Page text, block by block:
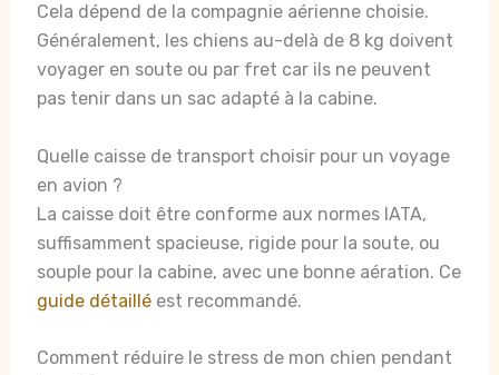
Cela dépend de la compagnie aérienne choisie.
Généralement, les chiens au-delà de 8 kg doivent
voyager en soute ou par fret car ils ne peuvent
pas tenir dans un sac adapté à la cabine.
Quelle caisse de transport choisir pour un voyage
en avion ?
La caisse doit être conforme aux normes IATA,
suffisamment spacieuse, rigide pour la soute, ou
souple pour la cabine, avec une bonne aération. Ce
guide détailléest recommandé.
Comment réduire le stress de mon chien pendant